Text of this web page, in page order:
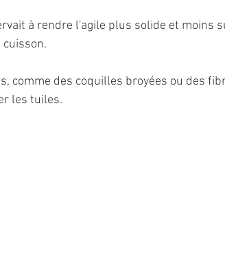
à rendre l'agile plus solide et moins
cuisson.
comme des coquilles broyées ou des
les tuiles.